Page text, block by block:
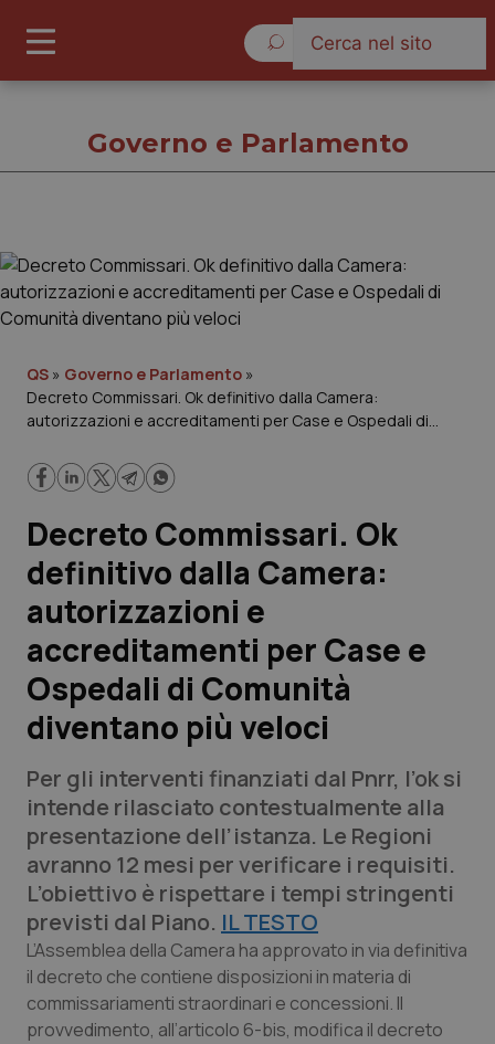
Cronache
Governo e Parlamento
Regioni e Asl
Lavoro e Professioni
Scienza e Farmaci
Studi e Analisi
Lettere al direttore
Edizioni Regionali
QS Pro
Professionisti Sanitari.AI
Abruzzo
Basilicata
Calabria
QS Pro Gold
Artrite & artrosi
Asma & BPCO
QS Club Newsletter
Governo e Parlamento
QS » Governo e Parlamento »
Decreto Commissari. Ok definitivo dalla Camera:
autorizzazioni e accreditamenti per Case e Ospedali di
Decreto Commissari. Ok
definitivo dalla Camera:
autorizzazioni e
accreditamenti per Case e
Ospedali di Comunità
diventano più veloci
Per gli interventi finanziati dal Pnrr, l’ok si
intende rilasciato contestualmente alla
presentazione dell’istanza. Le Regioni
avranno 12 mesi per verificare i requisiti.
L’obiettivo è rispettare i tempi stringenti
previsti dal Piano. IL TESTO
L’Assemblea della Camera ha approvato in via definitiva
il decreto che contiene disposizioni in materia di
commissariamenti straordinari e concessioni. Il
provvedimento, all’articolo 6-bis, modifica il decreto